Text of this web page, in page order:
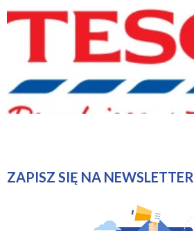
ZAPISZ SIĘ NA NEWSLETTER